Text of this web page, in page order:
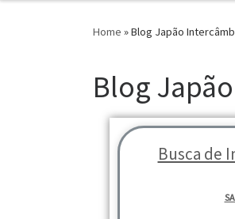
Home »Blog Japão
Blog
Busca de